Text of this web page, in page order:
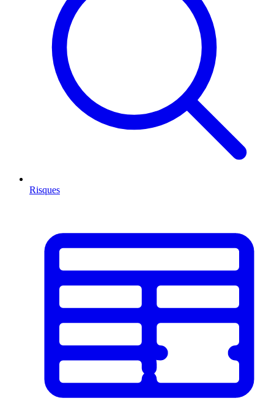
Risques